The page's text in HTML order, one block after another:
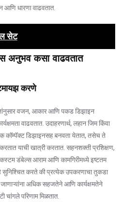
धारणा वाढवतात.
सेट
अनुभव कसा वाढवतात
करणे
वजन, आकार आणि पकड डिझाइन
वाढवतात. उदाहरणार्थ, लहान जिम किंवा
कॉम्पॅक्ट डिझाइनसह बनवता येतात, तसेच ते
याची खात्री करतात. सहनशक्ती प्रशिक्षण,
कस्टम डंबेल्स आराम आणि कामगिरीमध्ये इष्टतम
करते की प्रत्येक उपकरणाचा तुकडा
जाणाऱ्यांना अधिक सहजतेने आणि कार्यक्षमतेने
चांगले परिणाम मिळतात.